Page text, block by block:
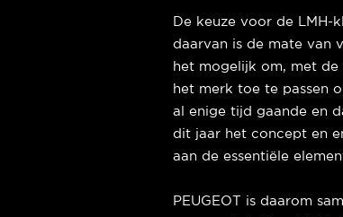
De keuze voor de LMH-
daarvan is de mate van
het mogelijk om, met de
het merk toe te passen
al enige tijd gaande en
dit jaar het concept en
aan de essentiële
PEUGEOT is daarom